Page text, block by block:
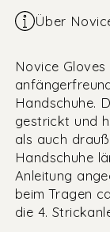
Über
Novice
Handschuhe.
gestrickt und
als auch
Handschuhe
Anleitung
beim Tragen
die 4.